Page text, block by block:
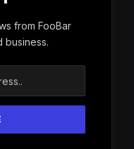
from FooBar
business.